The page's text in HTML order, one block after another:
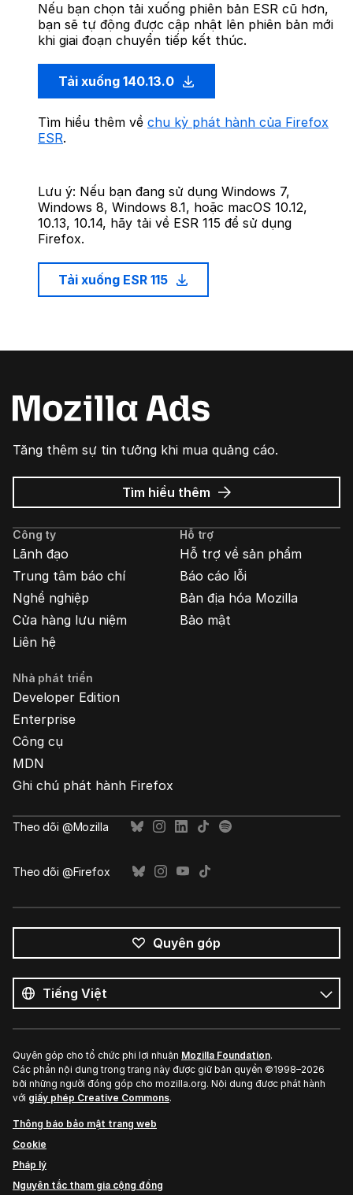
Nếu bạn chọn tải xuống phiên bản ESR cũ hơn,
bạn sẽ tự động được cập nhật lên phiên bản mới
khi giai đoạn chuyển tiếp kết thúc.
Tải xuống 140.13.0
Tìm hiểu thêm về chu kỳ phát hành của Firefox
ESR.
Lưu ý: Nếu bạn đang sử dụng Windows 7,
Windows 8, Windows 8.1, hoặc macOS 10.12,
10.13, 10.14, hãy tải về ESR 115 để sử dụng
Firefox.
Tải xuống ESR 115
Tăng thêm sự tin tưởng khi mua quảng cáo.
Tìm hiểu thêm về
Quảng
cáo
Công ty
Lãnh đạo
Trung tâm báo chí
Nghề nghiệp
Cửa hàng lưu niệm
Liên hệ
Hỗ trợ
Hỗ trợ về sản phẩm
Báo cáo lỗi
Bản địa hóa Mozilla
Bảo mật
Nhà phát triển
Developer Edition
Enterprise
Công cụ
MDN
Ghi chú phát hành Firefox
Theo dõi @Mozilla
Theo dõi @Firefox
Quyên góp
cả
ngôn
ngữ
Ngôn
ngữ
Quyên góp cho tổ chức phi lợi nhuận Mozilla Foundation.
Các phần nội dung trong trang này được giữ bản quyền ©1998–2026
bởi những người đóng góp cho mozilla.org. Nội dung được phát hành
với giấy phép Creative Commons.
Thông báo bảo mật trang web
Cookie
Pháp lý
Nguyên tắc tham gia cộng đồng